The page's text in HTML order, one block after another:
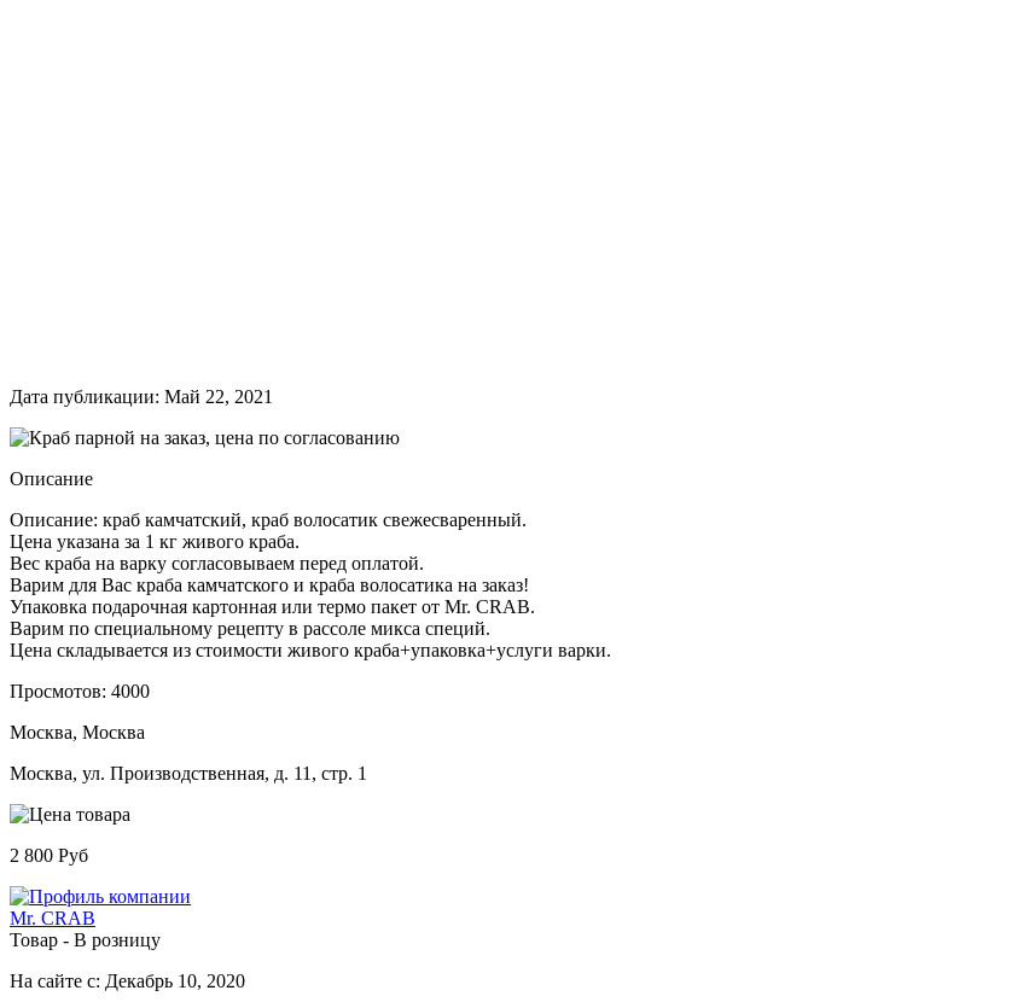
Дата публикации: Май 22, 2021
Описание
Описание: краб камчатский, краб волосатик свежесваренный.
Цена указана за 1 кг живого краба.
Вес краба на варку согласовываем перед оплатой.
Варим для Вас краба камчатского и краба волосатика на заказ!
Упаковка подарочная картонная или термо пакет от Mr. CRAB.
Варим по специальному рецепту в рассоле микса специй.
Цена складывается из стоимости живого краба+упаковка+услуги варки.
Просмотов: 4000
Москва, Москва
Москва, ул. Производственная, д. 11, стр. 1
2 800 Руб
Mr. CRAB
Товар - В розницу
На сайте с: Декабрь 10, 2020